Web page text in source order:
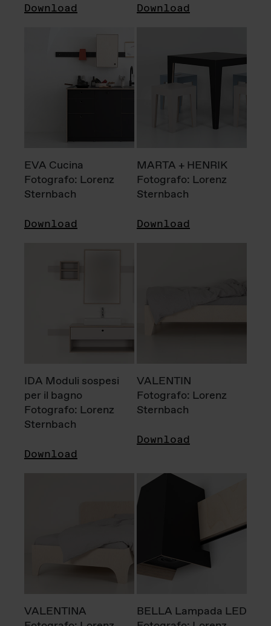
Download Download
EVA Cucina
Fotografo: Lorenz
Sternbach
Download
MARTA + HENRIK
Fotografo: Lorenz
Sternbach
Download
IDA Moduli sospesi
per il bagno
Fotografo: Lorenz
Sternbach
Download
VALENTIN
Fotografo: Lorenz
Sternbach
Download
VALENTINA
BELLA Lampada LED